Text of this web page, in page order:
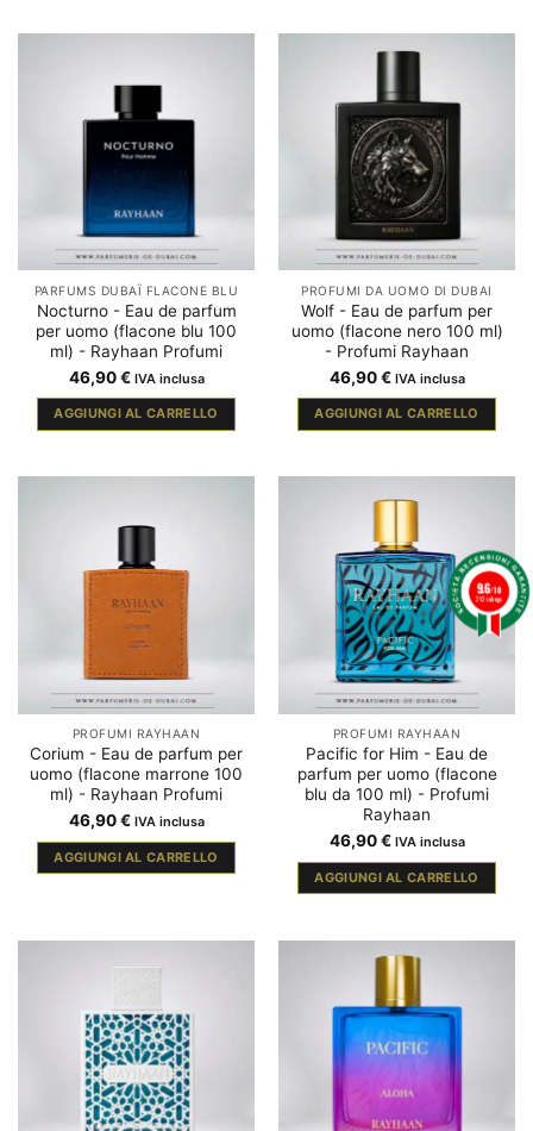
PARFUMS DUBAÏ FLACONE BLU
Nocturno - Eau de parfum
per uomo (flacone blu 100
ml) - Rayhaan Profumi
46,90€ IVA inclusa
AGGIUNGI AL CARRELLO
PROFUMI DA UOMO DI DUBAI
Wolf - Eau de parfum per
uomo (flacone nero 100 ml)
- Profumi Rayhaan
46,90€ IVA inclusa
AGGIUNGI AL CARRELLO
PROFUMI RAYHAAN
Corium - Eau de parfum per
uomo (flacone marrone 100
ml) - Rayhaan Profumi
46,90€ IVA inclusa
AGGIUNGI AL CARRELLO
PROFUMI RAYHAAN
Pacific for Him - Eau de
parfum per uomo (flacone
blu da 100 ml) - Profumi
Rayhaan
46,90€ IVA inclusa
AGGIUNGI AL CARRELLO
9.6/10
212 ratings